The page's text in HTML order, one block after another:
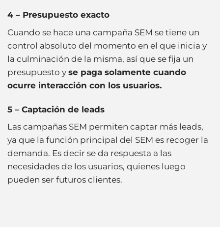
4 – Presupuesto exacto
Cuando se hace una campaña SEM se tiene un
control absoluto del momento en el que inicia y
la culminación de la misma, así que se fija un
presupuesto y se paga solamente cuando
ocurre interacción con los usuarios.
5 – Captación de leads
Las campañas SEM permiten captar más leads,
ya que la función principal del SEM es recoger la
demanda. Es decir se da respuesta a las
necesidades de los usuarios, quienes luego
pueden ser futuros clientes.